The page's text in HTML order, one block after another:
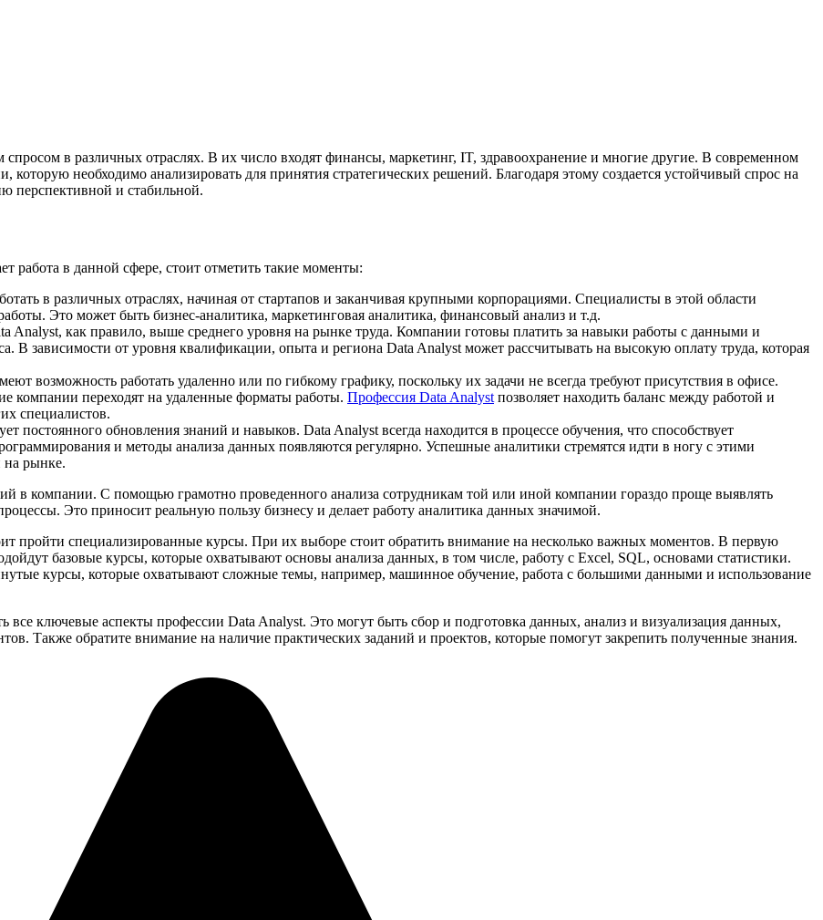
в различных отраслях. В их число входят финансы, маркетинг, IT, здравоохранение и многие другие. В современном
необходимо анализировать для принятия стратегических решений. Благодаря этому создается устойчивый спрос на
перспективной и стабильной.
работа в данной сфере, стоит отметить такие моменты:
в различных отраслях, начиная от стартапов и заканчивая крупными корпорациями. Специалисты в этой области
Это может быть бизнес-аналитика, маркетинговая аналитика, финансовый анализ и т.д.
Analyst, как правило, выше среднего уровня на рынке труда. Компании готовы платить за навыки работы с данными и
В зависимости от уровня квалификации, опыта и региона Data Analyst может рассчитывать на высокую оплату труда, которая
возможность работать удаленно или по гибкому графику, поскольку их задачи не всегда требуют присутствия в офисе.
компании переходят на удаленные форматы работы. Профессия Data Analyst позволяет находить баланс между работой и
специалистов.
постоянного обновления знаний и навыков. Data Analyst всегда находится в процессе обучения, что способствует
и методы анализа данных появляются регулярно. Успешные аналитики стремятся идти в ногу с этими
на рынке.
в компании. С помощью грамотно проведенного анализа сотрудникам той или иной компании гораздо проще выявлять
Это приносит реальную пользу бизнесу и делает работу аналитика данных значимой.
пройти специализированные курсы. При их выборе стоит обратить внимание на несколько важных моментов. В первую
базовые курсы, которые охватывают основы анализа данных, в том числе, работу с Excel, SQL, основами статистики.
курсы, которые охватывают сложные темы, например, машинное обучение, работа с большими данными и использование
ключевые аспекты профессии Data Analyst. Это могут быть сбор и подготовка данных, анализ и визуализация данных,
Также обратите внимание на наличие практических заданий и проектов, которые помогут закрепить полученные знания.